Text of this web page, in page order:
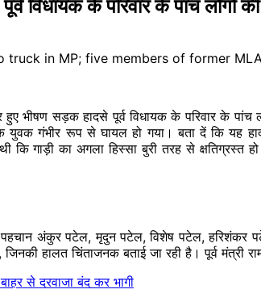
विधायक के परिवार के पांच लोगों
हुए भीषण सड़क हादसे पूर्व विधायक के परिवार के
युवक गंभीर रूप से घायल हो गया। बता दें कि
गाड़ी का अगला हिस्सा बुरी तरह से
अंकुर पटेल, मृदुन पटेल, विशेष पटेल,
हालत चिंताजनक बताई जा रही है। पूर्व मंत्री
से दरवाजा बंद कर भागी